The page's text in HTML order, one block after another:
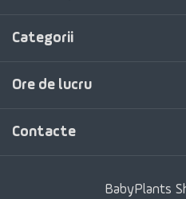
Categorii
Ore de lucru
Contacte
BabyPlants